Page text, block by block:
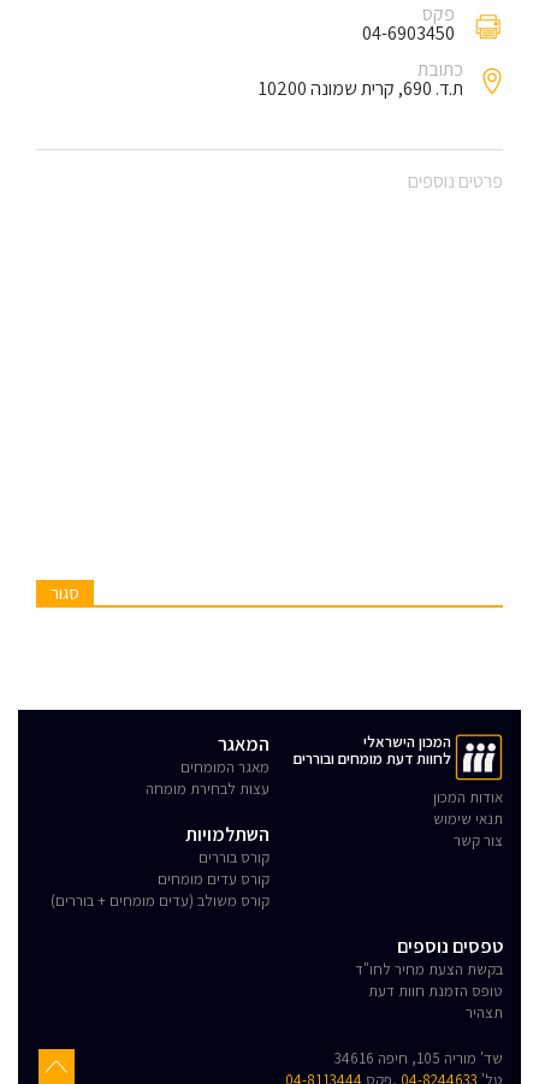
פקס
04-6903450
כתובת
ת.ד. 690, קרית שמונה 10200
פרטים נוספים
סגור
המכון הישראלי
לחוות דעת מומחים ובוררים
אודות המכון
תנאי שימוש
צור קשר
המאגר
מאגר המומחים
עצות לבחירת מומחה
השתלמויות
קורס בוררים
קורס עדים מומחים
קורס משולב (עדים מומחים + בוררים)
טפסים נוספים
בקשת הצעת מחיר לחו"ד
טופס הזמנת חוות דעת
תצהיר
שד' מוריה 105, חיפה 34616
טל' 04-8244633 ,פקס 04-8113444